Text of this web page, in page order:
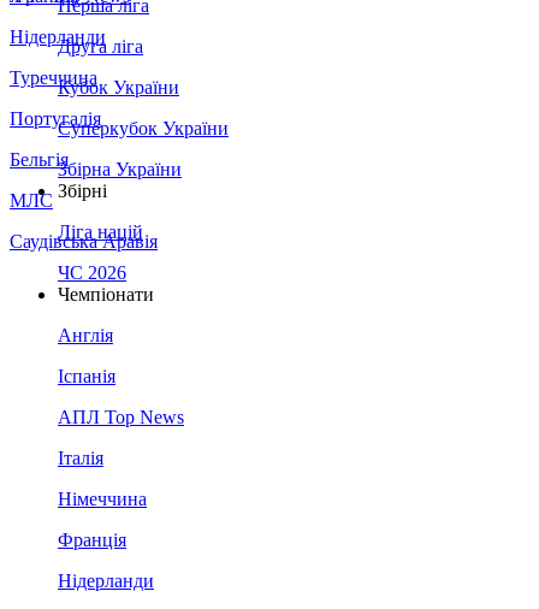
Нідерланди
Туреччина
Португалія
Бельгія
МЛС
Саудівська Аравія
Перша ліга
Друга ліга
Кубок України
Суперкубок України
Збірна України
Збірні
Ліга націй
ЧС 2026
Чемпіонати
Англія
Іспанія
АПЛ Top News
Італія
Німеччина
Франція
Нідерланди